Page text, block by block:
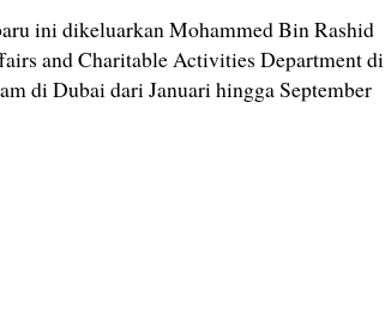
ini dikeluarkan Mohammed Bin Rashid
and Charitable Activities Department di
di Dubai dari Januari hingga September